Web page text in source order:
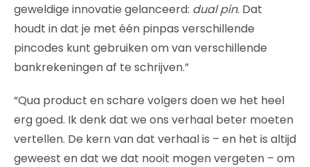
geweldige innovatie gelanceerd: dual pin. Dat
houdt in dat je met één pinpas verschillende
pincodes kunt gebruiken om van verschillende
bankrekeningen af te schrijven.”
“Qua product en schare volgers doen we het heel
erg goed. Ik denk dat we ons verhaal beter moeten
vertellen. De kern van dat verhaal is – en het is altijd
geweest en dat we dat nooit mogen vergeten – om